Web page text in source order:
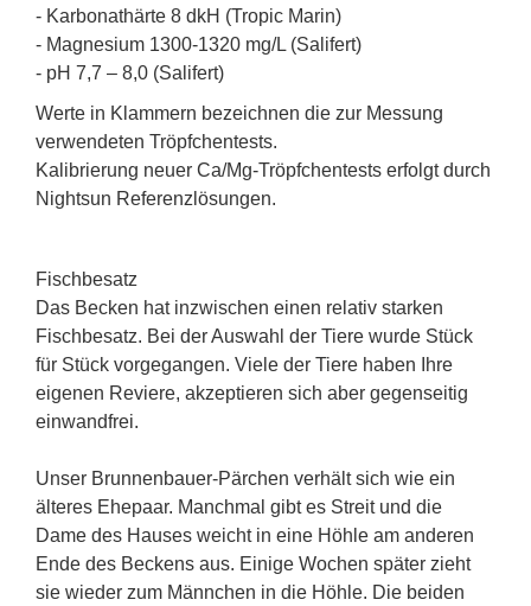
- Karbonathärte 8 dkH (Tropic Marin)
- Magnesium 1300-1320 mg/L (Salifert)
- pH 7,7 – 8,0 (Salifert)
Werte in Klammern bezeichnen die zur Messung
verwendeten Tröpfchentests.
Kalibrierung neuer Ca/Mg-Tröpfchentests erfolgt durch
Nightsun Referenzlösungen.
Fischbesatz
Das Becken hat inzwischen einen relativ starken
Fischbesatz. Bei der Auswahl der Tiere wurde Stück
für Stück vorgegangen. Viele der Tiere haben Ihre
eigenen Reviere, akzeptieren sich aber gegenseitig
einwandfrei.
Unser Brunnenbauer-Pärchen verhält sich wie ein
älteres Ehepaar. Manchmal gibt es Streit und die
Dame des Hauses weicht in eine Höhle am anderen
Ende des Beckens aus. Einige Wochen später zieht
sie wieder zum Männchen in die Höhle. Die beiden